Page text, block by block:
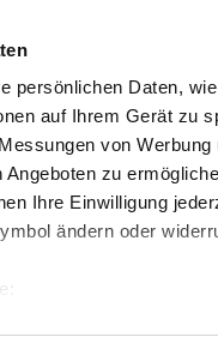
persönlichen Daten,
auf Ihrem Gerät zu
von Werbung
zu
Ihre Einwilligung
ändern oder
-
-So sucht